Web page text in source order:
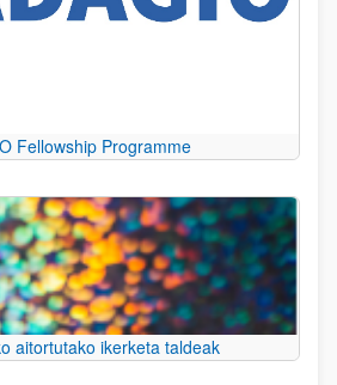
Fellowship Programme
aitortutako ikerketa taldeak